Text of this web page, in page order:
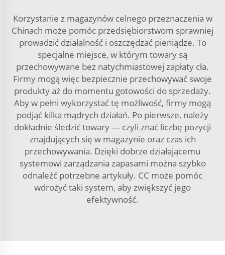
Korzystanie z magazynów celnego przeznaczenia w
Chinach może pomóc przedsiębiorstwom sprawniej
prowadzić działalność i oszczędzać pieniądze. To
specjalne miejsce, w którym towary są
przechowywane bez natychmiastowej zapłaty cła.
Firmy mogą więc bezpiecznie przechowywać swoje
produkty aż do momentu gotowości do sprzedaży.
Aby w pełni wykorzystać tę możliwość, firmy mogą
podjąć kilka mądrych działań. Po pierwsze, należy
dokładnie śledzić towary — czyli znać liczbę pozycji
znajdujących się w magazynie oraz czas ich
przechowywania. Dzięki dobrze działającemu
systemowi zarządzania zapasami można szybko
odnaleźć potrzebne artykuły. CC może pomóc
wdrożyć taki system, aby zwiększyć jego
efektywność.